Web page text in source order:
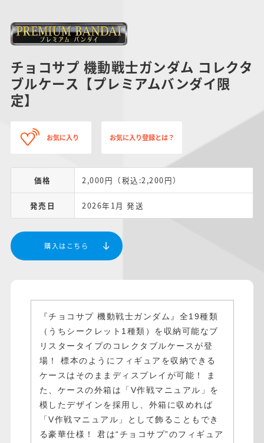
チョコサプ 機動戦士ガンダム コレクタ
ブルケース【プレミアムバンダイ限
定】
お気に入り お気に入り登録とは？
価格 2,000円（税込:2,200円）
発売日 2026年1月 発送
購入はこちら
『チョコサプ 機動戦士ガンダム』全19種類
（うちシークレット1種類）を収納可能なブ
リスタータイプのコレクタブルケースが登
場！ 標本のようにフィギュアを収納できる
ケースはそのままディスプレイが可能！ ま
た、ケースの外箱は「V作戦マニュアル」を
模したデザインを採用し、外箱に収めれば
「V作戦マニュアル」として飾ることもでき
る豪華仕様！ 君は“チョコサプ”のフィギュア